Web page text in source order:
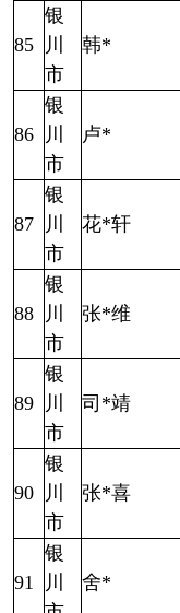
85
银
川
市
韩*
86
银
川
市
卢*
87
银
川
市
花*轩
88
银
川
市
张*维
89
银
川
市
司*靖
90
银
川
市
张*喜
91
银
川
舍*